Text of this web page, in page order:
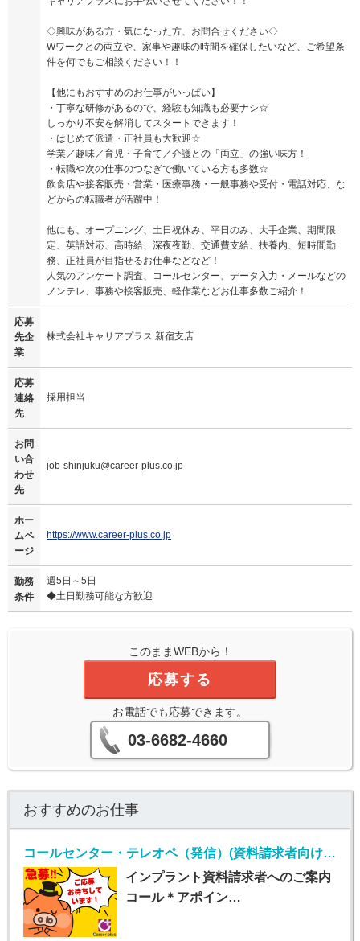
◇興味がある方・気になった方、お問合せください◇
Wワークとの両立や、家事や趣味の時間を確保したいなど、ご希望条
件を何でもご相談ください！！
【他にもおすすめのお仕事がいっぱい】
・丁寧な研修があるので、経験も知識も必要ナシ☆
しっかり不安を解消してスタートできます！
・はじめて派遣・正社員も大歓迎☆
学業／趣味／育児・子育て／介護との「両立」の強い味方！
・転職や次の仕事のつなぎで働いている方も多数☆
飲食店や接客販売・営業・医療事務・一般事務や受付・電話対応、な
どからの転職者が活躍中！
他にも、オープニング、土日祝休み、平日のみ、大手企業、期間限
定、英語対応、高時給、深夜夜勤、交通費支給、扶養内、短時間勤
務、正社員が目指せるお仕事などなど！
人気のアンケート調査、コールセンター、データ入力・メールなどの
ノンテレ、事務や接客販売、軽作業などお仕事多数ご紹介！
応募
先企
業
株式会社キャリアプラス 新宿支店
応募
連絡
先
採用担当
お問
い合
わせ
先
job-shinjuku@career-plus.co.jp
ホー
ムペ
ージ
https://www.career-plus.co.jp
勤務
条件
週5日～5日
◆土日勤務可能な方歓迎
このままWEBから！
応募する
お電話でも応募できます。
03-6682-4660
おすすめのお仕事
コールセンター・テレオペ（発信）(資料請求者向けコールセンター)
インプラント資料請求者へのご案内
コール＊アポイン…